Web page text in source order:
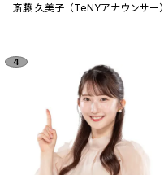
斎藤 久美子（TeNYアナウンサー）